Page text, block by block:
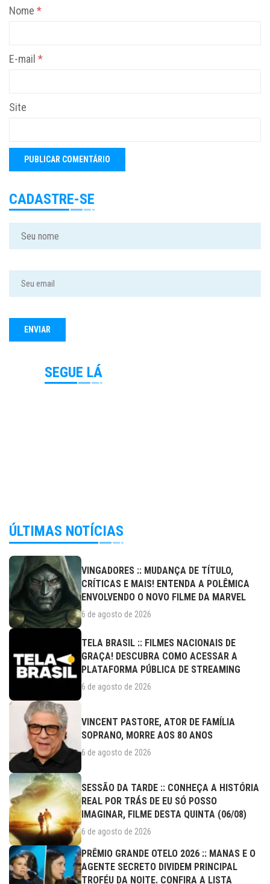
Nome *
E-mail *
Site
CADASTRE-SE
SEGUE LÁ
ÚLTIMAS NOTÍCIAS
VINGADORES :: MUDANÇA DE TÍTULO,
CRÍTICAS E MAIS! ENTENDA A POLÊMICA
ENVOLVENDO O NOVO FILME DA MARVEL
6 de agosto de 2026
TELA BRASIL :: FILMES NACIONAIS DE
GRAÇA! DESCUBRA COMO ACESSAR A
PLATAFORMA PÚBLICA DE STREAMING
6 de agosto de 2026
VINCENT PASTORE, ATOR DE FAMÍLIA
SOPRANO, MORRE AOS 80 ANOS
6 de agosto de 2026
SESSÃO DA TARDE :: CONHEÇA A HISTÓRIA
REAL POR TRÁS DE EU SÓ POSSO
IMAGINAR, FILME DESTA QUINTA (06/08)
6 de agosto de 2026
PRÊMIO GRANDE OTELO 2026 :: MANAS E O
AGENTE SECRETO DIVIDEM PRINCIPAL
TROFÉU DA NOITE. CONFIRA A LISTA